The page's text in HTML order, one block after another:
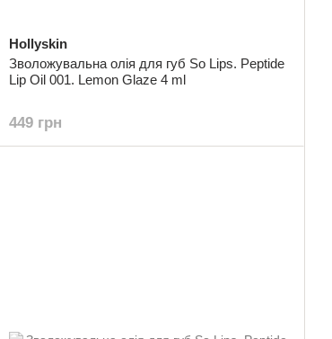
Hollyskin
Зволожувальна олія для губ So Lips. Peptide
Lip Oil 001. Lemon Glaze 4 ml
449 грн